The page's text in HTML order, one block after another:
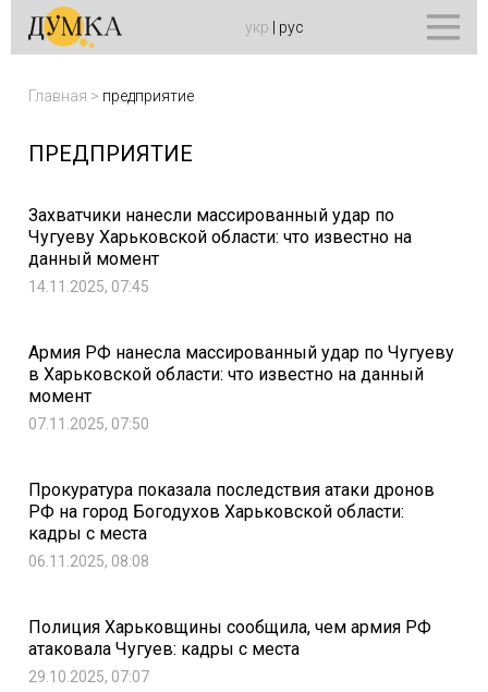
укр рус
Главная > предприятие
ПРЕДПРИЯТИЕ
Захватчики нанесли массированный удар по
Чугуеву Харьковской области: что известно на
данный момент
14.11.2025, 07:45
Армия РФ нанесла массированный удар по Чугуеву
в Харьковской области: что известно на данный
момент
07.11.2025, 07:50
Прокуратура показала последствия атаки дронов
РФ на город Богодухов Харьковской области:
кадры с места
06.11.2025, 08:08
Полиция Харьковщины сообщила, чем армия РФ
атаковала Чугуев: кадры с места
29.10.2025, 07:07